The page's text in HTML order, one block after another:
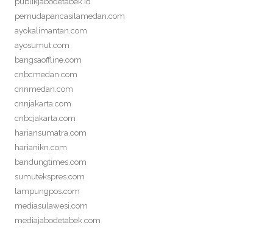
pemudapancasilamedan.com
ayokalimantan.com
ayosumut.com
bangsaoffline.com
cnbcmedan.com
cnnmedan.com
cnnjakarta.com
cnbcjakarta.com
hariansumatra.com
harianikn.com
bandungtimes.com
sumutekspres.com
lampungpos.com
mediasulawesi.com
mediajabodetabek.com